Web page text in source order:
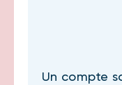
Un compte